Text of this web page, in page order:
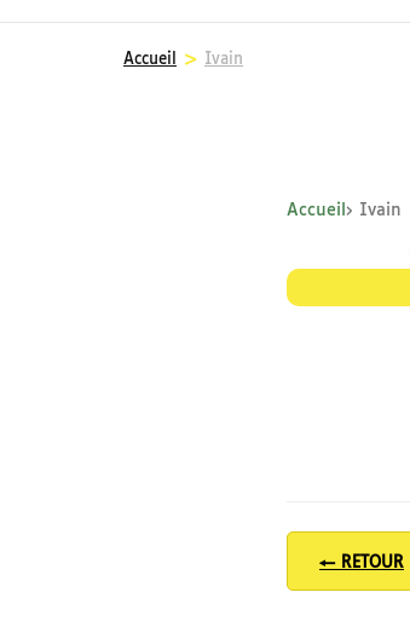
Accueil > Ivain
Accueil Ivain
← RETOUR